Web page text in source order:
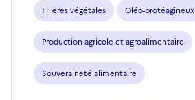
Filières végétales Oléo-protéagineux
Production agricole et agroalimentaire
Souveraineté alimentaire